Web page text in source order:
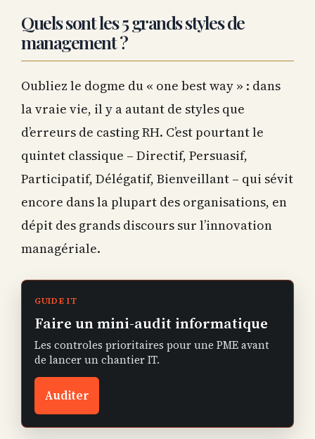
Quels sont les 5 grands styles de
management ?
Oubliez le dogme du « one best way » : dans
la vraie vie, il y a autant de styles que
d’erreurs de casting RH. C’est pourtant le
quintet classique – Directif, Persuasif,
Participatif, Délégatif, Bienveillant – qui sévit
encore dans la plupart des organisations, en
dépit des grands discours sur l’innovation
managériale.
GUIDE IT
Faire un mini-audit informatique
Les controles prioritaires pour une PME avant
de lancer un chantier IT.
Auditer